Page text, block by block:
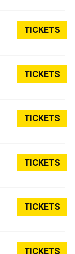
TICKETS
TICKETS
TICKETS
TICKETS
TICKETS
TICKETS